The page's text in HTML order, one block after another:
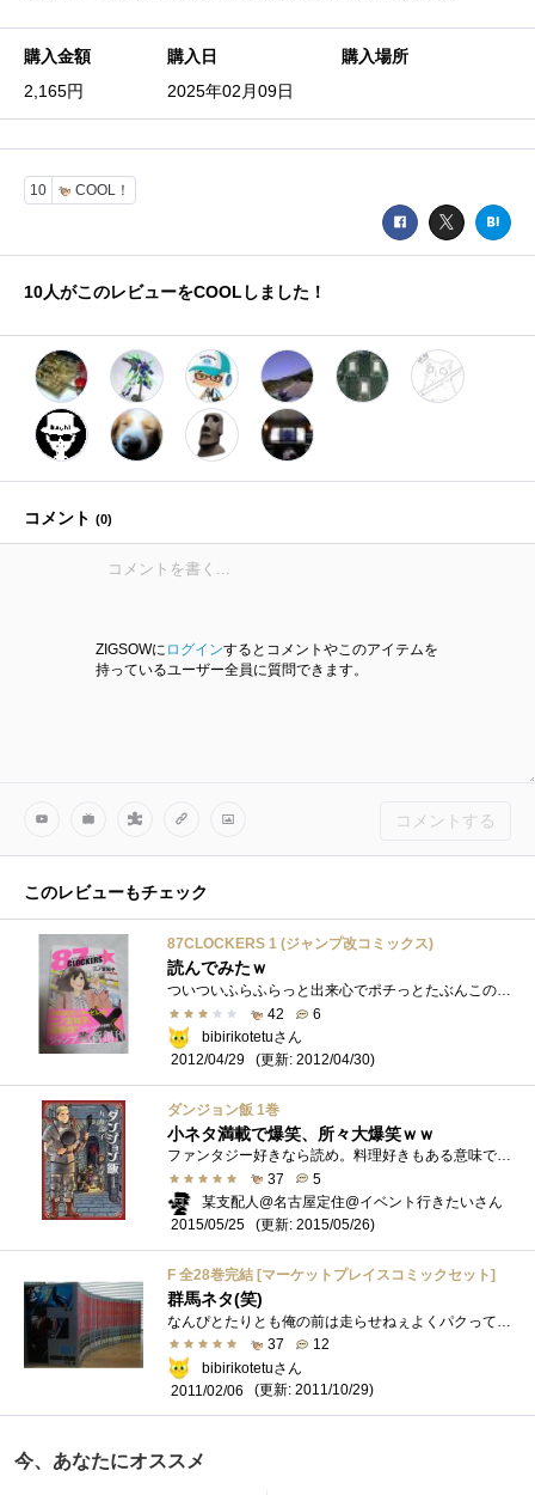
購入金額
2,165円
購入日
2025年02月09日
購入場所
10 COOL！
10人がこのレビューをCOOLしました！
コメント (0)
ZIGSOWに ログインするとコメントやこのアイテムを
持っているユーザー全員に質問できます。
コメントする
このレビューもチェック
87CLOCKERS 1 (ジャンプ改コミックス)
読んでみたｗ
ついついふらふらっと出来心でポチっとたぶんこの猫好きなミケさんのモデルがダックさんなんだろうなぁと。それだけの理由ですw実家を出てか�...
42
6
bibirikotetuさん
2012/04/29
(更新: 2012/04/30)
ダンジョン飯 1巻
小ネタ満載で爆笑、所々大爆笑ｗｗ
ファンタジー好きなら読め。料理好きもある意味で読んどけ。両方好きなら、買え！ ってなる作品です。 2刊以降が出るのが楽しみな本です。
37
5
某支配人@名古屋定住@イベント行きたいさん
2015/05/25
(更新: 2015/05/26)
F 全28巻完結 [マーケットプレイスコミックセット]
群馬ネタ(笑)
37
12
bibirikotetuさん
2011/02/06
(更新: 2011/10/29)
今、あなたにオススメ